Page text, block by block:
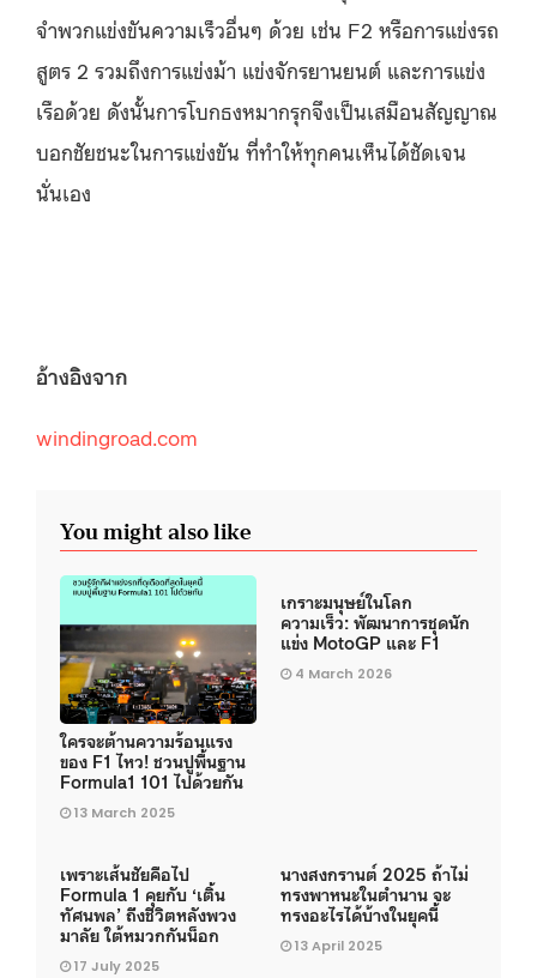
จำพวกแข่งขันความเร็วอื่นๆ ด้วย เช่น F2 หรือการแข่งรถ
สูตร 2 รวมถึงการแข่งม้า แข่งจักรยานยนต์ และการแข่ง
เรือด้วย ดังนั้นการโบกธงหมากรุกจึงเป็นเสมือนสัญญาณ
บอกชัยชนะในการแข่งขัน ที่ทำให้ทุกคนเห็นได้ชัดเจน
นั่นเอง
อ้างอิงจาก
windingroad.com
You might also like
ใครจะต้านความร้อนแรง
ของ F1 ไหว! ชวนปูพื้นฐาน
Formula1 101 ไปด้วยกัน
13 March 2025
เกราะมนุษย์ในโลก
ความเร็ว: พัฒนาการชุดนัก
แข่ง MotoGP และ F1
4 March 2026
เพราะเส้นชัยคือไป
Formula 1 คุยกับ ‘เติ้น
ทัศนพล’ ถึงชีวิตหลังพวง
มาลัย ใต้หมวกกันน็อก
17 July 2025
นางสงกรานต์ 2025 ถ้าไม่
ทรงพาหนะในตำนาน จะ
ทรงอะไรได้บ้างในยุคนี้
13 April 2025